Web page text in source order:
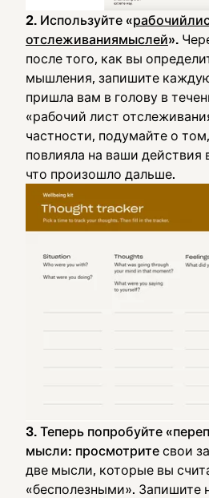
2. Используйте «
отслеживаниямыслей».
после того, как вы
мышления, запишите
пришла вам в голову в
«рабочий лист
частности, подумайте о
повлияла на ваши действия
что произошло дальше.
3. Теперь попробуйте
мысли: просмотрите свои
две мысли, которые вы
«бесполезными». Запишите